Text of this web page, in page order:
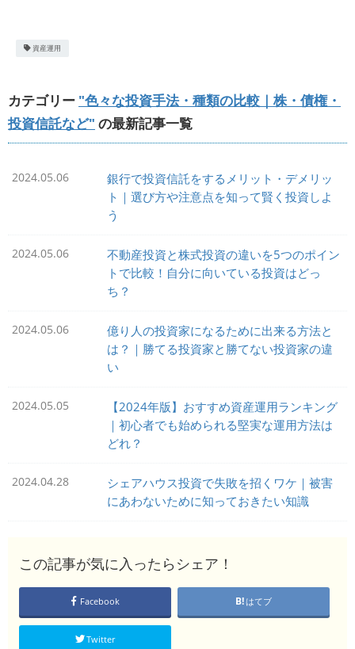
資産運用
カテゴリー "色々な投資手法・種類の比較｜株・債権・
投資信託など" の最新記事一覧
2024.05.06
銀行で投資信託をするメリット・デメリッ
ト｜選び方や注意点を知って賢く投資しよ
う
2024.05.06
不動産投資と株式投資の違いを5つのポイン
トで比較！自分に向いている投資はどっ
ち？
2024.05.06
億り人の投資家になるために出来る方法と
は？｜勝てる投資家と勝てない投資家の違
い
2024.05.05
【2024年版】おすすめ資産運用ランキング
｜初心者でも始められる堅実な運用方法は
どれ？
2024.04.28
シェアハウス投資で失敗を招くワケ｜被害
にあわないために知っておきたい知識
この記事が気に入ったらシェア！
Facebook はてブ
Twitter